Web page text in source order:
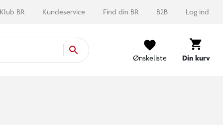
Klub BR Kundeservice Find din BR B2B Log ind
Ønskeliste Din kurv